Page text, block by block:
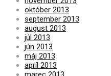
október 2013
september 2013
august 2013
júl 2013
jún 2013
máj 2013
apríl 2013